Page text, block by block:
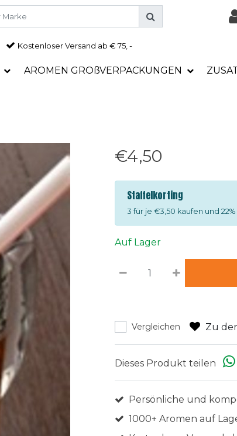
Kostenloser Versand ab € 75, -
AROMEN GROßVERPACKUNGEN
€4,50
Staffelkorting
3 für je €3,50 kaufen und
Auf Lager
Vergleichen Zu
Dieses Produkt teilen
Persönliche und
1000+ Aromen auf